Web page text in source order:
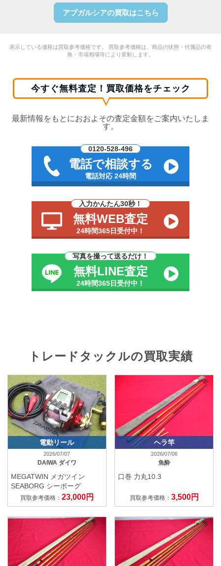
アブガルシアの買取はこちら
表示している価格は買取参考価格です。 買取参考価格は、商品の状態・付属品の有
無・市場相場等により変動します。
今すぐ無料査定！買取価格をチェック
最新情報をもとにおおよその査定金額をご案内いたしま
す。
0120-528-496
電話で相談する
電話対応 24時間
入力かんたん30秒！
無料WEB査定
24時間365日受付中！
写真を撮って送るだけ！
無料LINE査定
24時間365日受付中！
トレードタックルの買取実績
電動リール
2026/07/07
DAIWA ダイワ
MEGATWIN メガツイン
SEABORG シーボーグ
買取参考価格： 23,000円
ヘラ竿
2026/07/06
魚酔
口巻 力丸10.3
買取参考価格： 3,500円